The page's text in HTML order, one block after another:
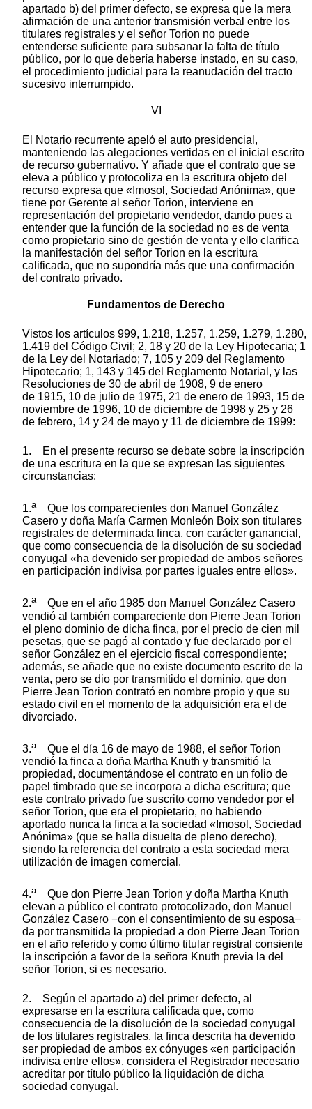
apartado b) del primer defecto, se expresa que la mera
afirmación de una anterior transmisión verbal entre los
titulares registrales y el señor Torion no puede
entenderse suficiente para subsanar la falta de título
público, por lo que debería haberse instado, en su caso,
el procedimiento judicial para la reanudación del tracto
sucesivo interrumpido.
VI
El Notario recurrente apeló el auto presidencial,
manteniendo las alegaciones vertidas en el inicial escrito
de recurso gubernativo. Y añade que el contrato que se
eleva a público y protocoliza en la escritura objeto del
recurso expresa que «Imosol, Sociedad Anónima», que
tiene por Gerente al señor Torion, interviene en
representación del propietario vendedor, dando pues a
entender que la función de la sociedad no es de venta
como propietario sino de gestión de venta y ello clarifica
la manifestación del señor Torion en la escritura
calificada, que no supondría más que una confirmación
del contrato privado.
Fundamentos de Derecho
Vistos los artículos 999, 1.218, 1.257, 1.259, 1.279, 1.280,
1.419 del Código Civil; 2, 18 y 20 de la Ley Hipotecaria; 1
de la Ley del Notariado; 7, 105 y 209 del Reglamento
Hipotecario; 1, 143 y 145 del Reglamento Notarial, y las
Resoluciones de 30 de abril de 1908, 9 de enero
de 1915, 10 de julio de 1975, 21 de enero de 1993, 15 de
noviembre de 1996, 10 de diciembre de 1998 y 25 y 26
de febrero, 14 y 24 de mayo y 11 de diciembre de 1999:
1. En el presente recurso se debate sobre la inscripción
de una escritura en la que se expresan las siguientes
circunstancias:
1.aQue los comparecientes don Manuel González
Casero y doña María Carmen Monleón Boix son titulares
registrales de determinada finca, con carácter ganancial,
que como consecuencia de la disolución de su sociedad
conyugal «ha devenido ser propiedad de ambos señores
en participación indivisa por partes iguales entre ellos».
2.aQue en el año 1985 don Manuel González Casero
vendió al también compareciente don Pierre Jean Torion
el pleno dominio de dicha finca, por el precio de cien mil
pesetas, que se pagó al contado y fue declarado por el
señor González en el ejercicio fiscal correspondiente;
además, se añade que no existe documento escrito de la
venta, pero se dio por transmitido el dominio, que don
Pierre Jean Torion contrató en nombre propio y que su
estado civil en el momento de la adquisición era el de
divorciado.
3.aQue el día 16 de mayo de 1988, el señor Torion
vendió la finca a doña Martha Knuth y transmitió la
propiedad, documentándose el contrato en un folio de
papel timbrado que se incorpora a dicha escritura; que
este contrato privado fue suscrito como vendedor por el
señor Torion, que era el propietario, no habiendo
aportado nunca la finca a la sociedad «Imosol, Sociedad
Anónima» (que se halla disuelta de pleno derecho),
siendo la referencia del contrato a esta sociedad mera
utilización de imagen comercial.
4.aQue don Pierre Jean Torion y doña Martha Knuth
elevan a público el contrato protocolizado, don Manuel
González Casero −con el consentimiento de su esposa−
da por transmitida la propiedad a don Pierre Jean Torion
en el año referido y como último titular registral consiente
la inscripción a favor de la señora Knuth previa la del
señor Torion, si es necesario.
2. Según el apartado a) del primer defecto, al
expresarse en la escritura calificada que, como
consecuencia de la disolución de la sociedad conyugal
de los titulares registrales, la finca descrita ha devenido
ser propiedad de ambos ex cónyuges «en participación
indivisa entre ellos», considera el Registrador necesario
acreditar por título público la liquidación de dicha
sociedad conyugal.